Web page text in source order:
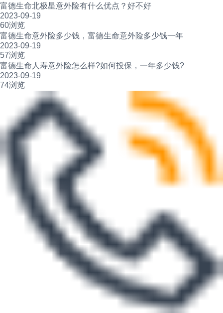
富德生命北极星意外险有什么优点？好不好
2023-09-19
60浏览
富德生命意外险多少钱，富德生命意外险多少钱一年
2023-09-19
57浏览
富德生命人寿意外险怎么样?如何投保，一年多少钱?
2023-09-19
74浏览